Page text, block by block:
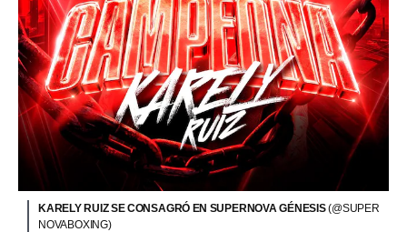
KARELY RUIZ SE CONSAGRÓ EN SUPERNOVA GÉNESIS(@SUPER
NOVABOXING)